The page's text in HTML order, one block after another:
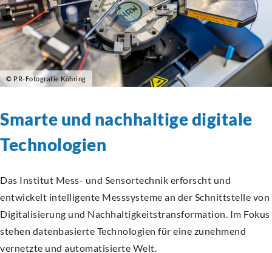
© PR-Fotografie Köhring
Smarte und nachhaltige digitale
Technologien
Das Institut Mess- und Sensortechnik erforscht und
entwickelt intelligente Messsysteme an der Schnittstelle von
Digitalisierung und Nachhaltigkeitstransformation. Im Fokus
stehen datenbasierte Technologien für eine zunehmend
vernetzte und automatisierte Welt.